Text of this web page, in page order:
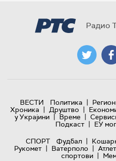
Радио
ВЕСТИ Политика | Регион
Хроника | Друштво |
у Украјини | Време |
Подкаст | ЕУ
СПОРТ
Фудбал |
Рукомет | Ватерполо |
спортови |